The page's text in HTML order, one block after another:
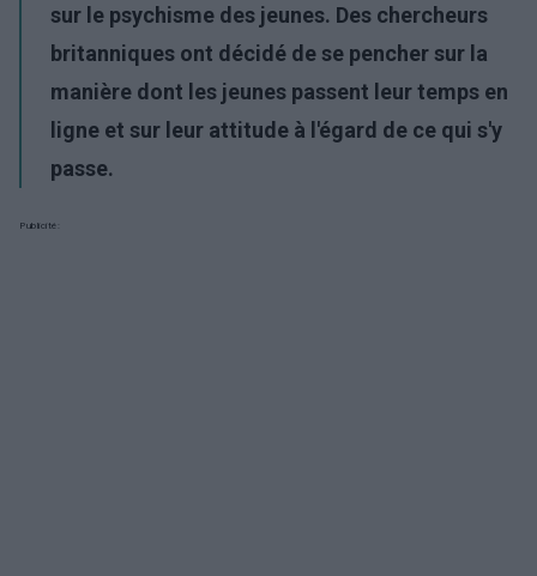
sur le psychisme des jeunes. Des chercheurs
britanniques ont décidé de se pencher sur la
manière dont les jeunes passent leur temps en
ligne et sur leur attitude à l'égard de ce qui s'y
passe.
Publicité: